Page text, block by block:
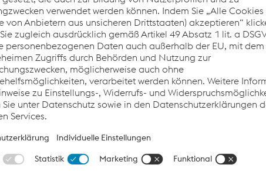
Produkte unmittelbar in den Endprodukten der Kund:innen
26 blieb die Nachfrage aus der Automobilindustrie,
Motorkomponenten, weiterhin verhalten. Zusätzlich trugen
Maßnahmen der US-Administration sowie intensiver
der Lage bei. Demgegenüber zeigte sich die
(Nahrungsmittel), MedTech (Medizintechnik) sowie Mining
2025/26 überwiegend positiv.
im Segment
Teilen und Komponenten. In den ersten
eine anhaltend positive Nachfrageentwicklung zu
blieb der zentrale Wachstumstreiber, während durch die